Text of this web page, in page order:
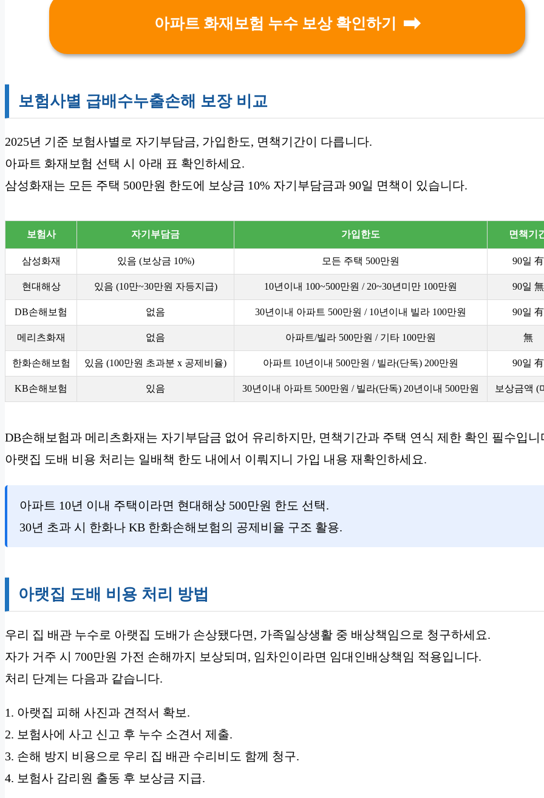
아파트 화재보험 누수 보상 확인하기
보험사별 급배수누출손해 보장 비교
2025년 기준 보험사별로 자기부담금, 가입한도, 면책기간이 다릅니다.
아파트 화재보험 선택 시 아래 표 확인하세요.
삼성화재는 모든 주택 500만원 한도에 보상금 10% 자기부담금과 90일 면책이 있습니다.
보험사 자기부담금 가입한도 면책기
삼성화재 있음 (보상금 10%) 모든 주택 500만원 90일 有
현대해상 있음 (10만~30만원 자등지급) 10년이내 100~500만원 / 20~30년미만 100만원 90일 無
DB손해보험 없음 30년이내 아파트 500만원 / 10년이내 빌라 100만원 90일 有
메리츠화재 없음 아파트/빌라 500만원 / 기타 100만원 無
한화손해보험 있음 (100만원 초과분 x 공제비율) 아파트 10년이내 500만원 / 빌라(단독) 200만원 90일 有
KB손해보험 있음 30년이내 아파트 500만원 / 빌라(단독) 20년이내 500만원 보상금액 (
DB손해보험과 메리츠화재는 자기부담금 없어 유리하지만, 면책기간과 주택 연식 제한 확인 필수입니
아랫집 도배 비용 처리는 일배책 한도 내에서 이뤄지니 가입 내용 재확인하세요.
아파트 10년 이내 주택이라면 현대해상 500만원 한도 선택.
30년 초과 시 한화나 KB 한화손해보험의 공제비율 구조 활용.
아랫집 도배 비용 처리 방법
우리 집 배관 누수로 아랫집 도배가 손상됐다면, 가족일상생활 중 배상책임으로 청구하세요.
자가 거주 시 700만원 가전 손해까지 보상되며, 임차인이라면 임대인배상책임 적용입니다.
처리 단계는 다음과 같습니다.
1. 아랫집 피해 사진과 견적서 확보.
2. 보험사에 사고 신고 후 누수 소견서 제출.
3. 손해 방지 비용으로 우리 집 배관 수리비도 함께 청구.
4. 보험사 감리원 출동 후 보상금 지급.